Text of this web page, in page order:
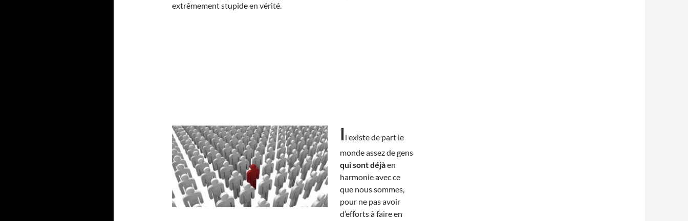
extrêmement stupide en vérité.
Il existe de part le
monde assez de gens
qui sont déjàen
harmonie avec ce
que nous sommes,
pour ne pas avoir
d’efforts à faire en